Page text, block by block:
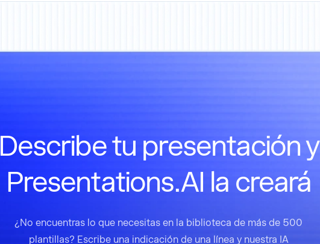
Describe tu presentación y
Presentations.AI la creará
¿No encuentras lo que necesitas en la biblioteca de más de 500
plantillas? Escribe una indicación de una línea y nuestra IA